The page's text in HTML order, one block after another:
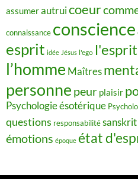
assumerautruicoeur
connaissance conscience
esprit idée Jésus l'ego l'esprit
l’homme Maîtres
personne peur plaisir
Psychologie ésotérique
questions responsabilitésanskrit
émotions époque état